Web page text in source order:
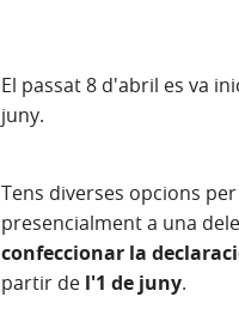
El passat 8 d'abril es va
juny.
Tens diverses opcions
presencialment a una
confeccionar la
partir de l'1 de juny.